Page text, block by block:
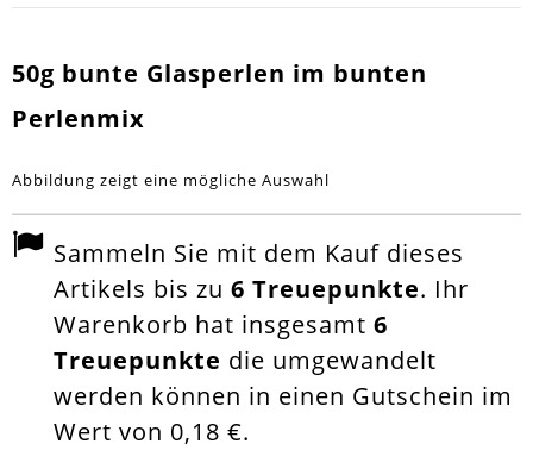
50g bunte Glasperlen im bunten
Perlenmix
Abbildung zeigt eine mögliche Auswahl
Sammeln Sie mit dem Kauf dieses
Artikels bis zu 6 Treuepunkte. Ihr
Warenkorb hat insgesamt 6
Treuepunkte die umgewandelt
werden können in einen Gutschein im
Wert von 0,18 €.